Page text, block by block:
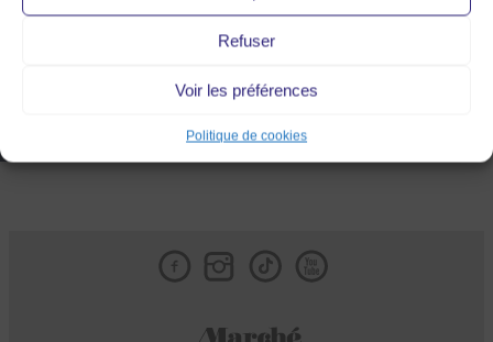
Refuser
Voir les préférences
Politique de cookies